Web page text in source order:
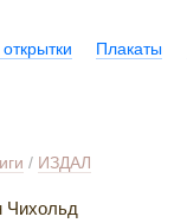
Плакаты
/ ИЗДАЛ
Чихольд